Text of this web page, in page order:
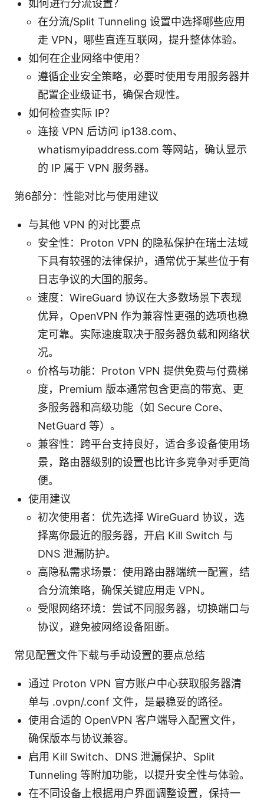
如何进行分流设置？
在分流/Split Tunneling 设置中选择哪些应用
走 VPN，哪些直连互联网，提升整体体验。
如何在企业网络中使用？
遵循企业安全策略，必要时使用专用服务器并
配置企业级证书，确保合规性。
如何检查实际 IP？
连接 VPN 后访问 ip138.com、
whatismyipaddress.com 等网站，确认显示
的 IP 属于 VPN 服务器。
第6部分：性能对比与使用建议
与其他 VPN 的对比要点
安全性：Proton VPN 的隐私保护在瑞士法域
下具有较强的法律保护，通常优于某些位于有
日志争议的大国的服务。
速度：WireGuard 协议在大多数场景下表现
优异，OpenVPN 作为兼容性更强的选项也稳
定可靠。实际速度取决于服务器负载和网络状
况。
价格与功能：Proton VPN 提供免费与付费梯
度，Premium 版本通常包含更高的带宽、更
多服务器和高级功能（如 Secure Core、
NetGuard 等）。
兼容性：跨平台支持良好，适合多设备使用场
景，路由器级别的设置也比许多竞争对手更简
便。
使用建议
初次使用者：优先选择 WireGuard 协议，选
择离你最近的服务器，开启 Kill Switch 与
DNS 泄漏防护。
高隐私需求场景：使用路由器端统一配置，结
合分流策略，确保关键应用走 VPN。
受限网络环境：尝试不同服务器，切换端口与
协议，避免被网络设备阻断。
常见配置文件下载与手动设置的要点总结
通过 Proton VPN 官方账户中心获取服务器清
单与 .ovpn/.conf 文件，是最稳妥的路径。
使用合适的 OpenVPN 客户端导入配置文件，
确保版本与协议兼容。
启用 Kill Switch、DNS 泄漏保护、Split
Tunneling 等附加功能，以提升安全性与体验。
在不同设备上根据用户界面调整设置，保持一